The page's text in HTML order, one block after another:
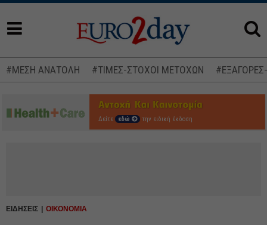
#ΜΕΣΗ ΑΝΑΤΟΛΗ #ΤΙΜΕΣ-ΣΤΟΧΟΙ ΜΕΤΟΧΩΝ
Δείτε εδώ την ειδική έκδοση
ΕΙΔΗΣΕΙΣ ΟΙΚΟΝΟΜΙΑ